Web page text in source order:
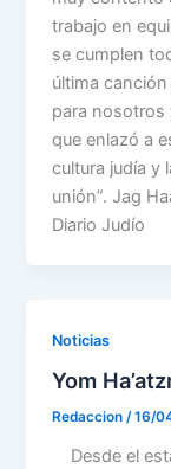
trabajo en
se cumplen
última canción
para nosotros
que enlazó a
cultura judía y
unión”. Jag
Diario
Noticias
Yom
Redaccion/16/
Desde el